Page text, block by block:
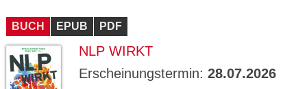
BUCH EPUB PDF
NLP WIRKT
Erscheinungstermin: 28.07.2026